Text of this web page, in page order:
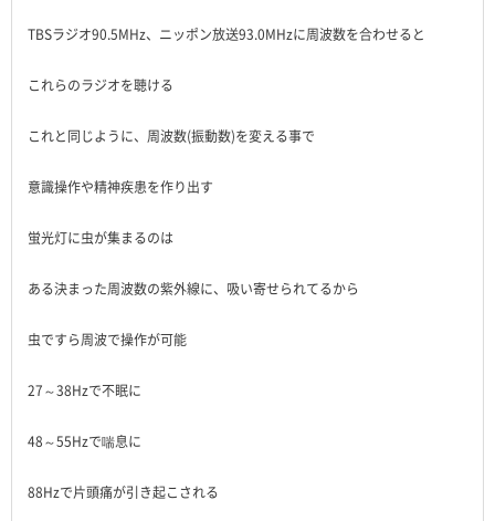
TBSラジオ90.5MHz、ニッポン放送93.0MHzに周波数を合わせると
これらのラジオを聴ける
これと同じように、周波数(振動数)を変える事で
意識操作や精神疾患を作り出す
蛍光灯に虫が集まるのは
ある決まった周波数の紫外線に、吸い寄せられてるから
虫ですら周波で操作が可能
27～38Hzで不眠に
48～55Hzで喘息に
88Hzで片頭痛が引き起こされる